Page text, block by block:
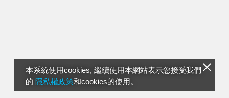
本系統使用cookies, 繼續使用本網站表示您接受我們
的 隱私權政策和cookies的使用。